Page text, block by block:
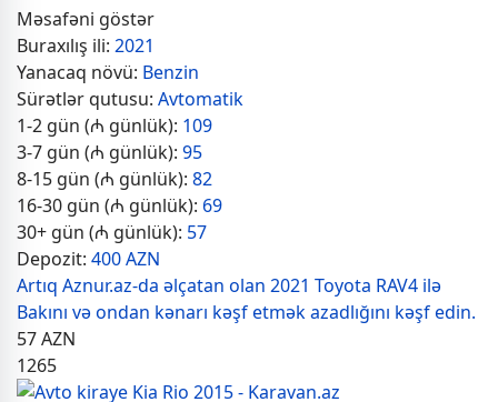
Məsafəni göstər
Buraxılış ili: 2021
Yanacaq növü: Benzin
Sürətlər qutusu: Avtomatik
1-2 gün (₼ günlük): 109
3-7 gün (₼ günlük): 95
8-15 gün (₼ günlük): 82
16-30 gün (₼ günlük): 69
30+ gün (₼ günlük): 57
Depozit: 400 AZN
Artıq Aznur.az-da əlçatan olan 2021 Toyota RAV4 ilə
Bakını və ondan kənarı kəşf etmək azadlığını kəşf edin.
57AZN
1265